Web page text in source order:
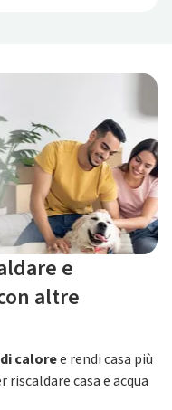
e
altre
caloree rendi casa più
casa e acqua